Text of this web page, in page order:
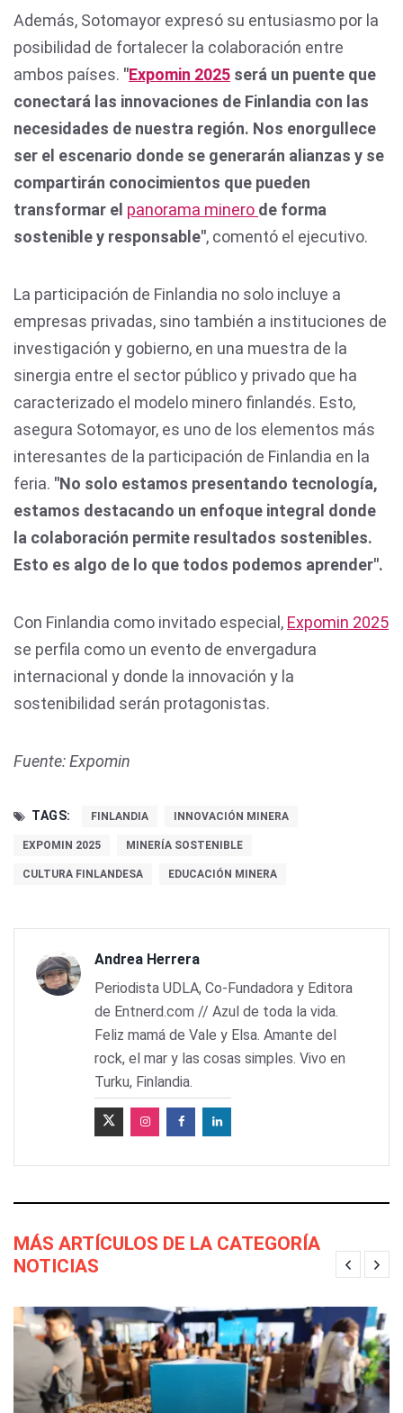
Además, Sotomayor expresó su entusiasmo por la
posibilidad de fortalecer la colaboración entre
ambos países. "Expomin 2025 será un puente que
conectará las innovaciones de Finlandia con las
necesidades de nuestra región. Nos enorgullece
ser el escenario donde se generarán alianzas y se
compartirán conocimientos que pueden
transformar el panorama minero de forma
sostenible y responsable", comentó el ejecutivo.
La participación de Finlandia no solo incluye a
empresas privadas, sino también a instituciones de
investigación y gobierno, en una muestra de la
sinergia entre el sector público y privado que ha
caracterizado el modelo minero finlandés. Esto,
asegura Sotomayor, es uno de los elementos más
interesantes de la participación de Finlandia en la
feria. "No solo estamos presentando tecnología,
estamos destacando un enfoque integral donde
la colaboración permite resultados sostenibles.
Esto es algo de lo que todos podemos aprender".
Con Finlandia como invitado especial, Expomin 2025
se perfila como un evento de envergadura
internacional y donde la innovación y la
sostenibilidad serán protagonistas.
Fuente: Expomin
TAGS: FINLANDIA INNOVACIÓN MINERA
EXPOMIN 2025 MINERÍA SOSTENIBLE
CULTURA FINLANDESA EDUCACIÓN MINERA
Andrea Herrera
Periodista UDLA, Co-Fundadora y Editora
de Entnerd.com // Azul de toda la vida.
Feliz mamá de Vale y Elsa. Amante del
rock, el mar y las cosas simples. Vivo en
Turku, Finlandia.
MÁS ARTÍCULOS DE LA CATEGORÍA
NOTICIAS